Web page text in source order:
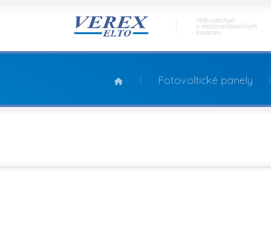
Veľkoobchod
s elektroinštalačným
tovarom.
Fotovoltické panely